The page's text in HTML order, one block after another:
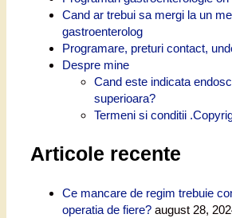
Cand ar trebui sa mergi la un
gastroenterolog
Programare, preturi contact,
Despre mine
Cand este indicata
superioara?
Termeni si conditii
Articole recente
Ce mancare de regim trebuie
operatia de fiere? august 28,